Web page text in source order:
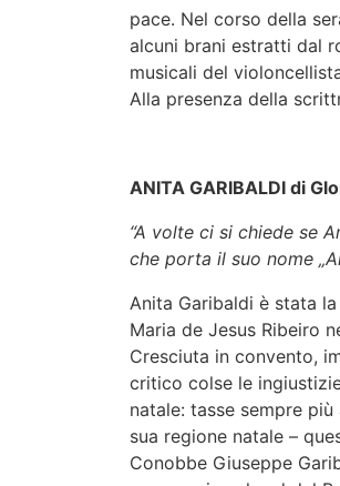
pace. Nel corso della
alcuni brani estratti dal
musicali del
Alla presenza della
ANITA GARIBALDI di
“A volte ci si chiede se
che porta il suo nome
Anita Garibaldi è stata la
Maria de Jesus Ribeiro
Cresciuta in convento,
critico colse le
natale: tasse sempre
sua regione natale –
Conobbe Giuseppe